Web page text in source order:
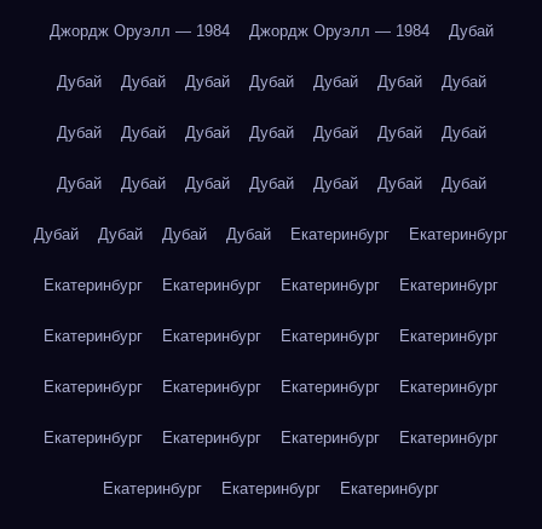
Джордж Оруэлл — 1984 Джордж Оруэлл — 1984 Дубай
Дубай Дубай Дубай Дубай Дубай Дубай Дубай
Дубай Дубай Дубай Дубай Дубай Дубай Дубай
Дубай Дубай Дубай Дубай Дубай Дубай Дубай
Дубай Дубай Дубай Дубай Екатеринбург Екатеринбург
Екатеринбург Екатеринбург Екатеринбург Екатеринбург
Екатеринбург Екатеринбург Екатеринбург Екатеринбург
Екатеринбург Екатеринбург Екатеринбург Екатеринбург
Екатеринбург Екатеринбург Екатеринбург Екатеринбург
Екатеринбург Екатеринбург Екатеринбург